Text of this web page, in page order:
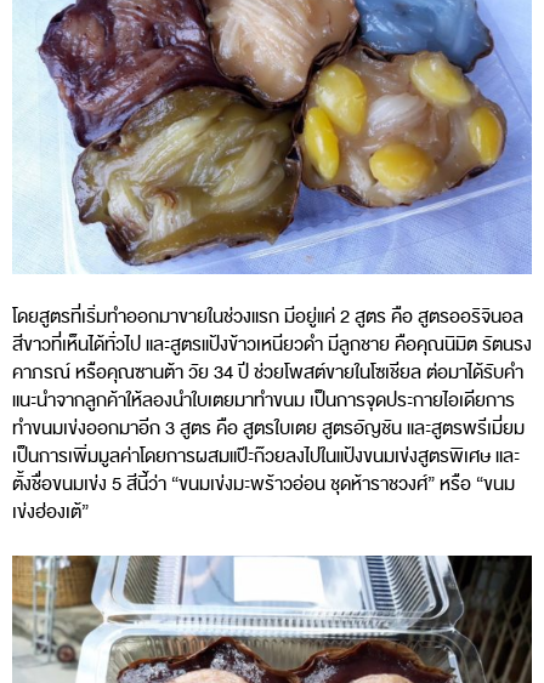
โดยสูตรที่เริ่มทำออกมาขายในช่วงแรก มีอยู่แค่ 2 สูตร คือ สูตรออริจินอล
สีขาวที่เห็นได้ทั่วไป และสูตรแป้งข้าวเหนียวดำ มีลูกชาย คือคุณนิมิต รัตนรง
คาภรณ์ หรือคุณซานต้า วัย 34 ปี ช่วยโพสต์ขายในโซเชียล ต่อมาได้รับคำ
แนะนำจากลูกค้าให้ลองนำใบเตยมาทำขนม เป็นการจุดประกายไอเดียการ
ทำขนมเข่งออกมาอีก 3 สูตร คือ สูตรใบเตย สูตรอัญชัน และสูตรพรีเมี่ยม
เป็นการเพิ่มมูลค่าโดยการผสมแป๊ะก๊วยลงไปในแป้งขนมเข่งสูตรพิเศษ และ
ตั้งชื่อขนมเข่ง 5 สีนี้ว่า “ขนมเข่งมะพร้าวอ่อน ชุดห้าราชวงศ์” หรือ “ขนม
เข่งฮ่องเต้”